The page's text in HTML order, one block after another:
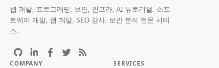
웹 개발, 프로그래밍, 보안, 인프라, AI 튜토리얼. 소프
트웨어 개발, 웹 개발, SEO 감사, 보안 분석 전문 서비
스.
COMPANY SERVICES